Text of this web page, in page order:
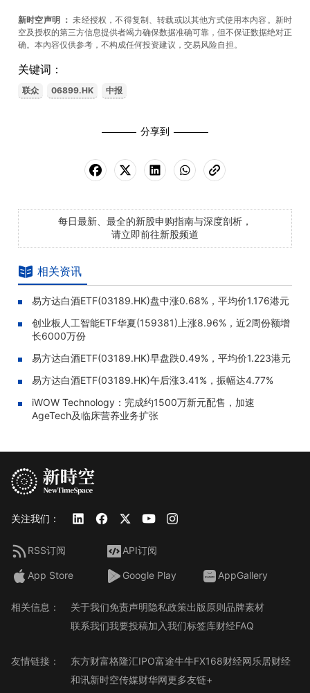
新时空声明 ： 未经授权，不得复制、转载或以其他方式使用本内容。新时
空及授权的第三方信息提供者竭力确保数据准确可靠，但不保证数据绝对正
确。本內容仅供参考，不构成任何投资建议，交易风险自担。
关键词：
联众 06899.HK 中报
分享到
每日最新、最全的新股申购指南与深度剖析，
请立即前往新股频道
相关资讯
易方达白酒ETF(03189.HK)盘中涨0.68%，平均价1.176港元
创业板人工智能ETF华夏(159381)上涨8.96%，近2周份额增
长6000万份
易方达白酒ETF(03189.HK)早盘跌0.49%，平均价1.223港元
易方达白酒ETF(03189.HK)午后涨3.41%，振幅达4.77%
iWOW Technology：完成约1500万新元配售，加速
AgeTech及临床营养业务扩张
关注我们：
RSS订阅 API订阅
App Store Google Play AppGallery
相关信息： 关于我们免责声明隐私政策出版原则品牌素材
联系我们我要投稿加入我们标签库财经FAQ
友情链接： 东方财富格隆汇IPO富途牛牛FX168财经网乐居财经
和讯新时空传媒财华网更多友链+